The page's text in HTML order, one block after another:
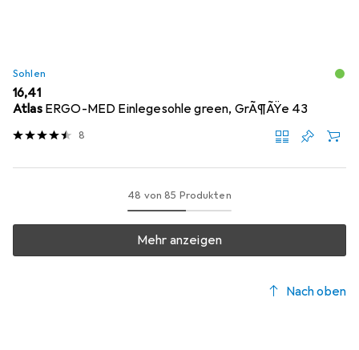
Sohlen
EUR
16,41
Atlas ERGO-MED Einlegesohle green, GrÃ¶ÃŸe 43
8
48 von 85 Produkten
Mehr anzeigen
Nach oben